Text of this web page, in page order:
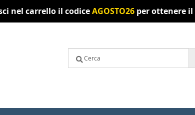
nel carrello il codiceAGOSTO26per ottenere il